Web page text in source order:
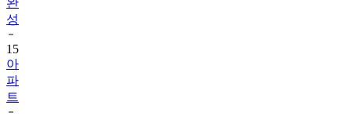
성
15
아
파
트